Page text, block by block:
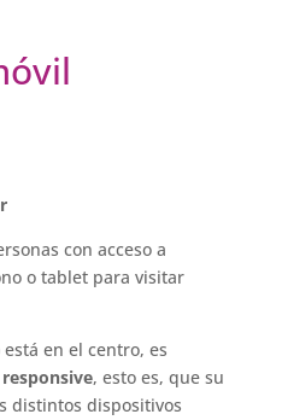
con acceso a
o tablet para visitar
en el centro, es
, esto es, que su
distintos dispositivos